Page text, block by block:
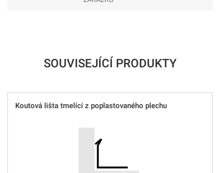
SOUVISEJÍCÍ PRODUKTY
Koutová lišta tmelící z poplastovaného plechu